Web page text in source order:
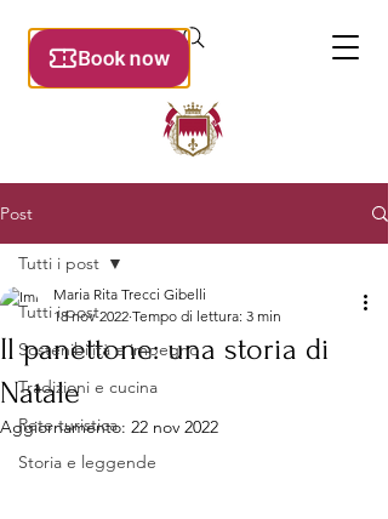
Post
Tutti i post
Sostenibilità e impegno
Tradizioni e cucina
Rete turistica
Storia e leggende
Tutti i post
Il panettone: una storia di
Natale
Maria Rita Trecci Gibelli
18 nov 2022 Tempo di lettura: 3 min
Aggiornamento: 22 nov 2022